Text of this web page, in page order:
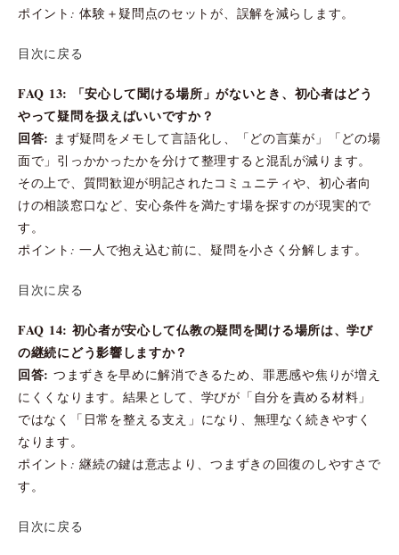
ポイント: 体験＋疑問点のセットが、誤解を減らします。
目次に戻る
FAQ 13: 「安心して聞ける場所」がないとき、初心者はどう
やって疑問を扱えばいいですか？
回答: まず疑問をメモして言語化し、「どの言葉が」「どの場
面で」引っかかったかを分けて整理すると混乱が減ります。
その上で、質問歓迎が明記されたコミュニティや、初心者向
けの相談窓口など、安心条件を満たす場を探すのが現実的で
す。
ポイント: 一人で抱え込む前に、疑問を小さく分解します。
目次に戻る
FAQ 14: 初心者が安心して仏教の疑問を聞ける場所は、学び
の継続にどう影響しますか？
回答: つまずきを早めに解消できるため、罪悪感や焦りが増え
にくくなります。結果として、学びが「自分を責める材料」
ではなく「日常を整える支え」になり、無理なく続きやすく
なります。
ポイント: 継続の鍵は意志より、つまずきの回復のしやすさで
す。
目次に戻る